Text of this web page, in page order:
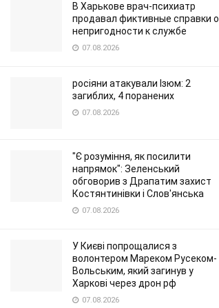
В Харькове врач-психиатр
продавал фиктивные справки о
непригодности к службе
07.08.2026
росіяни атакували Ізюм: 2
загиблих, 4 поранених
07.08.2026
"Є розуміння, як посилити
напрямок": Зеленський
обговорив з Драпатим захист
Костянтинівки і Слов'янська
07.08.2026
У Києві попрощалися з
волонтером Мареком Русеком-
Вольським, який загинув у
Харкові через дрон рф
07.08.2026